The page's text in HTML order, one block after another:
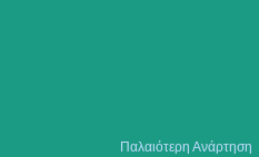
Παλαιότερη Ανάρτηση